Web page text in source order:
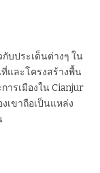
กับประเด็นต่างๆ ใน
และโครงสร้างพื้น
ารเมืองใน Cianjur
เขาถือเป็นแหล่ง